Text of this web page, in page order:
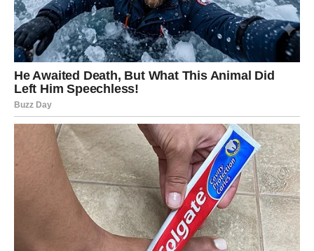
Sada znate koliko vredite. I više ne pristajete na manje.
U narednim danima, moguće je da ćete se setiti svega
kroz šta ste prošli. Možda ćete se zapitati kako ste uspeli
da izdržite. I odgovor je jednostavan – zato što ste jaki. Ali
sada više ne morate da dokazujete tu snagu kroz patnju.
Sada dolazi vreme kada ćete tu snagu koristiti da
izgradite život kakav želite.
Sudbina vam donosi prilike, ali i jasnoću da ih
prepoznate. Nećete više lutati. Nećete više sumnjati.
Osećaćete u sebi šta je ispravno – i to će vas voditi.